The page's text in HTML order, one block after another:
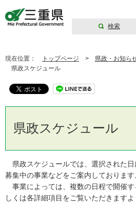
検索
現在位置： トップページ > 県政・お知ら
県政スケジュール
県政スケジュール
県政スケジュールでは、選択された日
募集中の事業などをご案内しております
事業によっては、複数の日程で開催
しくは各詳細項目をご覧いただきますよ